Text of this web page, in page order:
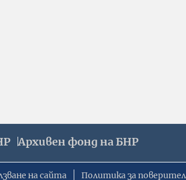
Архивен фонд на БНР
на сайта Политика за